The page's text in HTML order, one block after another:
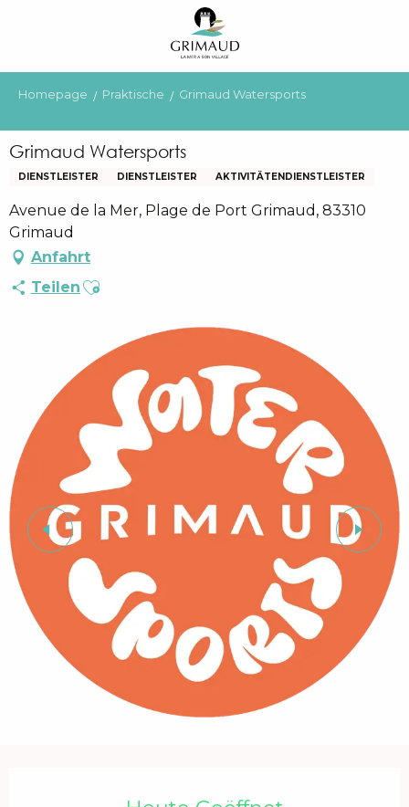
principal
Homepage Praktische Grimaud Watersports
Grimaud Watersports
DIENSTLEISTER DIENSTLEISTER AKTIVITÄTENDIENSTLEISTER
Avenue de la Mer, Plage de Port Grimaud, 83310
Grimaud
Anfahrt
Teilen Ajouter aux favoris